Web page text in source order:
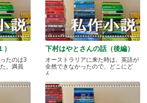
たのは3
。満員
下村はやとさんの話（後編）
オーストラリアに来た時は、英語が
全然できなかったので、どこにど
ん.....